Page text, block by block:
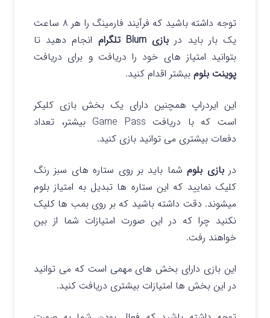
توجه داشته باشید که فرآیند فارمینگ را هر ۸ ساعت
یک بار باید در بازی Blum تلگرام
انجام دهید تا
بتوانید امتیاز های خود را دریافت و برای دریافت
پوینت بلوم بیشتر اقدام کنید.
این ایردراپ همچنین دارای یک بخش بازی کلیکر
است که با دریافت Game Pass بیشتر، تعداد
دفعات بیشتری می توانید بازی کنید.
دربازی بلومشما باید بر روی ستاره های سبز رنگ
کلیک نمایید که این ستاره ها تبدیل به امتیاز بلوم
میشوند. دقت داشته باشید که بر روی بمب ها کلیک
نکنید چرا که در این صورت امتیازات شما از بین
خواهند رفت.
این بازی دارای بخش های مهمی است که می توانید
در این بخش ها امتیازات بیشتری دریافت کنید.